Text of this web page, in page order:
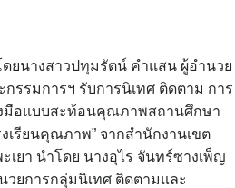
ย​นางสาว​ปทุม​รัตน์​ คำ​แสน​ ผู้​อำนวย
รรม​การฯ​ รับการ​นิเทศ​ ติดตาม​ การ
งมือแบบสะท้อนคุณภาพสถานศึกษา
งเรียนคุณภาพ” จาก​สำนักงาน​เขต​
ยา​ นำโดย​ นางอุไร​ จันทร์​ซางเพ็ญ​
วยการ​กลุ่ม​นิเทศ​ ติดตาม​และ​